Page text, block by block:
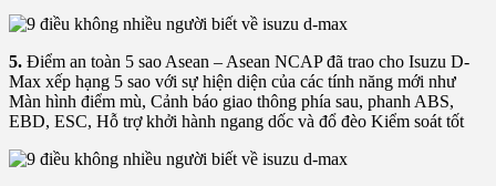
5. Điểm an toàn 5 sao Asean – Asean NCAP đã trao cho Isuzu D-
Max xếp hạng 5 sao với sự hiện diện của các tính năng mới như
Màn hình điểm mù, Cảnh báo giao thông phía sau, phanh ABS,
EBD, ESC, Hỗ trợ khởi hành ngang dốc và đổ đèo Kiểm soát tốt